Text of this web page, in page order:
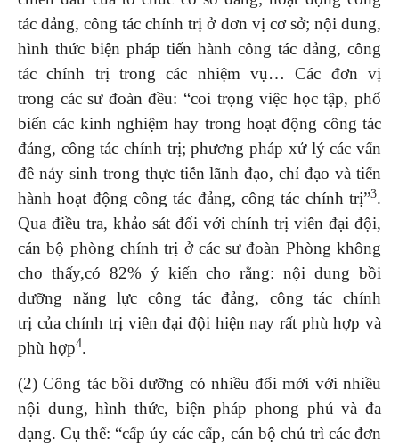
tác đảng, công tác chính trị ở đơn vị cơ sở; nội dung,
hình thức biện pháp tiến hành công tác đảng, công
tác chính trị trong các nhiệm vụ… Các đơn vị
trong các sư đoàn đều: “coi trọng việc học tập, phổ
biến các kinh nghiệm hay trong hoạt động công tác
đảng, công tác chính trị; phương pháp xử lý các vấn
đề nảy sinh trong thực tiễn lãnh đạo, chỉ đạo và tiến
hành hoạt động công tác đảng, công tác chính trị”3.
Qua điều tra, khảo sát đối với chính trị viên đại đội,
cán bộ phòng chính trị ở các sư đoàn Phòng không
cho thấy,có 82% ý kiến cho rằng: nội dung bồi
dưỡng năng lực công tác đảng, công tác chính
trị của chính trị viên đại đội hiện nay rất phù hợp và
phù hợp4.
(2) Công tác bồi dưỡng có nhiều đổi mới với nhiều
nội dung, hình thức, biện pháp phong phú và đa
dạng. Cụ thể: “cấp ủy các cấp, cán bộ chủ trì các đơn